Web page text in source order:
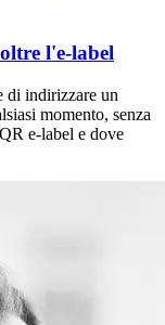
l'e-label
di indirizzare un
momento, senza
e-label e dove